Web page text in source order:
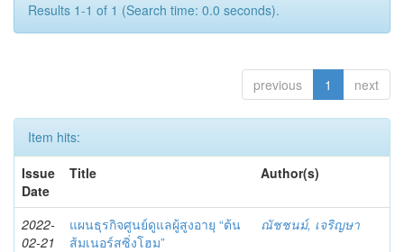
Results 1-1 of 1 (Search time: 0.0 seconds).
previous 1 next
Item hits:
Issue
Date
Title Author(s)
2022-
02-21
แผนธุรกิจศูนย์ดูแลผู้สูงอายุ “ต้น
ส้มเนอร์สซิ่งโฮม”
ณัชชนม์, เจริญษา